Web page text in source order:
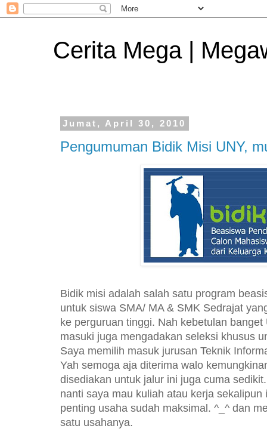
Cerita Mega |
Jumat, April 30, 2010
Pengumuman Bidik Misi UNY,
Bidik misi adalah salah satu program
untuk siswa SMA/ MA & SMK Sedrajat
ke perguruan tinggi. Nah kebetulan
masuki juga mengadakan seleksi khusus
Saya memilih masuk jurusan Teknik
Yah semoga aja diterima walo
disediakan untuk jalur ini juga cuma
nanti saya mau kuliah atau kerja
penting usaha sudah maksimal. ^_^ dan
satu usahanya.